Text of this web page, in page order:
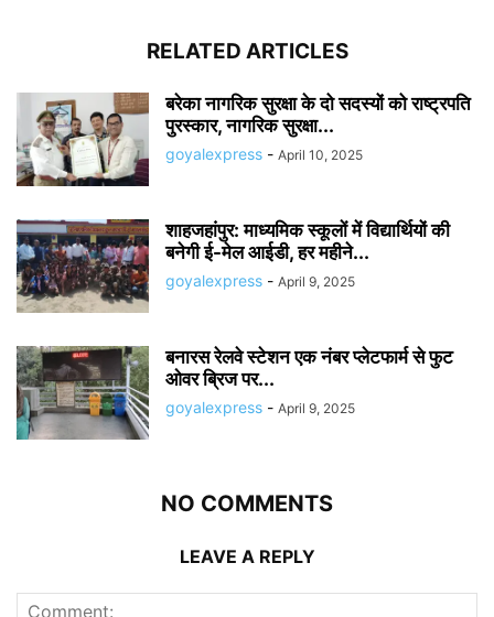
RELATED ARTICLES
बरेका नागरिक सुरक्षा के दो सदस्यों को राष्ट्रपति
पुरस्कार, नागरिक सुरक्षा...
goyalexpress - April 10, 2025
शाहजहांपुर: माध्यमिक स्कूलाें में विद्यार्थियों की
बनेगी ई-मेल आईडी, हर महीने...
goyalexpress - April 9, 2025
बनारस रेलवे स्टेशन एक नंबर प्लेटफार्म से फुट
ओवर ब्रिज पर...
goyalexpress - April 9, 2025
NO COMMENTS
LEAVE A REPLY